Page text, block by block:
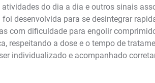
do dia a dia e outros sinais
desenvolvida para se desintegrar
com dificuldade para engolir
respeitando a dose e o tempo de
individualizado e acompanhado